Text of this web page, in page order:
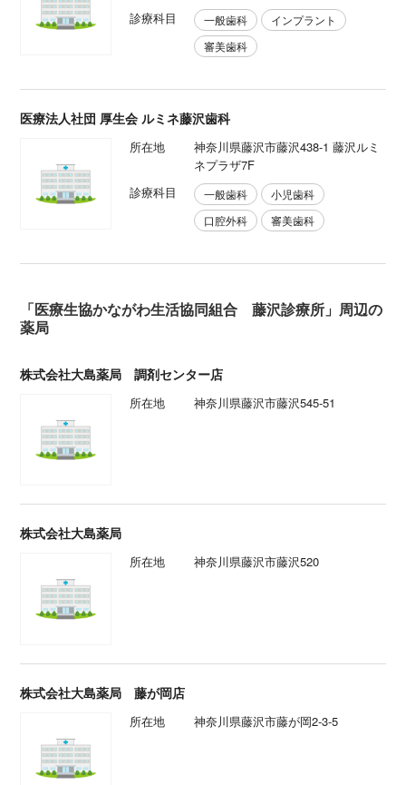
診療科目
一般歯科
インプラント
審美歯科
医療法人社団 厚生会 ルミネ藤沢歯科
所在地
神奈川県藤沢市藤沢438-1 藤沢ルミ
ネプラザ7F
診療科目
一般歯科
小児歯科
口腔外科
審美歯科
「医療生協かながわ生活協同組合 藤沢診療所」周辺の
薬局
株式会社大島薬局 調剤センター店
所在地 神奈川県藤沢市藤沢545-51
株式会社大島薬局
所在地 神奈川県藤沢市藤沢520
株式会社大島薬局 藤が岡店
所在地 神奈川県藤沢市藤が岡2-3-5